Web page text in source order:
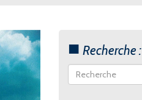
Recherche :